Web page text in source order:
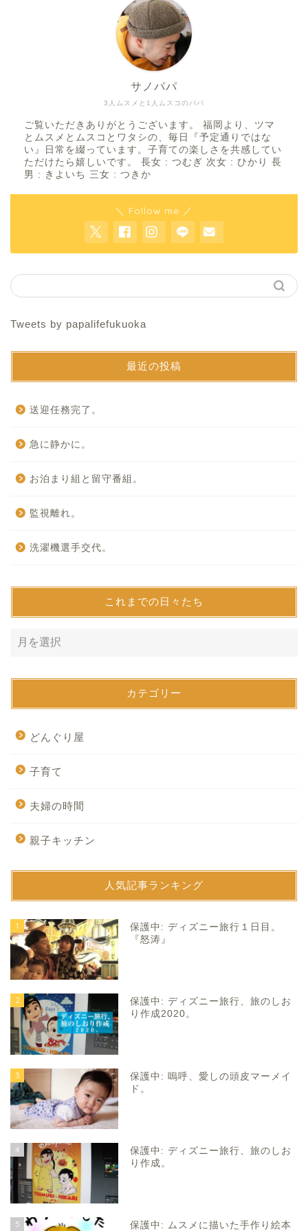
3人ムスメと1人ムスコのパパ
サノパパ
ご覧いただきありがとうございます。 福岡より、ツマ
とムスメとムスコとワタシの、毎日『予定通りではな
い』日常を綴っています。子育ての楽しさを共感してい
ただけたら嬉しいです。 長女 : つむぎ 次女 : ひかり 長
男 : きよいち 三女 : つきか
＼ Follow me ／
Tweets by papalifefukuoka
最近の投稿
送迎任務完了。
急に静かに。
お泊まり組と留守番組。
監視離れ。
洗濯機選手交代。
これまでの日々たち
カテゴリー
どんぐり屋
子育て
夫婦の時間
親子キッチン
人気記事ランキング
1
保護中: ディズニー旅行１日目。
『怒涛』
2
保護中: ディズニー旅行、旅のしお
り作成2020。
3
保護中: 嗚呼、愛しの頭皮マーメイ
ド。
4
保護中: ディズニー旅行、旅のしお
り作成。
5
保護中: ムスメに描いた手作り絵本